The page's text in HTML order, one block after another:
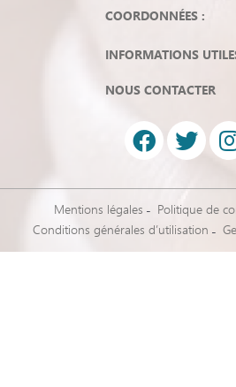
COORDONNÉES :
INFORMATIONS
NOUS CONTACTER
Mentions légales
Politique de
Conditions générales d’utilisation